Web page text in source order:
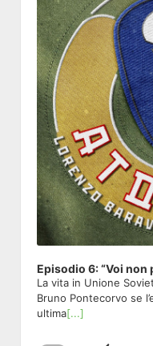
Episodio 6: “Voi non
La vita in Unione
Bruno Pontecorvo se
ultima[...]